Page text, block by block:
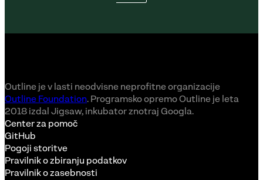
Outline je v lasti neodvisne neprofitne organizacije
Outline Foundation. Programsko opremo Outline je leta
2018 izdal Jigsaw, inkubator znotraj Googla.
Center za pomoč
GitHub
Pogoji storitve
Pravilnik o zbiranju podatkov
Pravilnik o zasebnosti